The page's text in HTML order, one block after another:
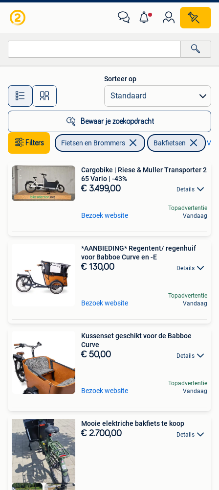
Alle afstanden…
Sorteer op
Bewaar je zoekopdracht
Filters Fietsen en Brommers Bakfietsen
Cargobike | Riese & Muller Transporter 2
65 Vario | -43%
€ 3.499,00 Details
Bezoek website
Topadvertentie
Vandaag
*AANBIEDING* Regentent/ regenhuif
voor Babboe Curve en -E
€ 130,00 Details
Bezoek website
Topadvertentie
Vandaag
Kussenset geschikt voor de Babboe
Curve
€ 50,00 Details
Bezoek website
Topadvertentie
Vandaag
Mooie elektriche bakfiets te koop
€ 2.700,00 Details